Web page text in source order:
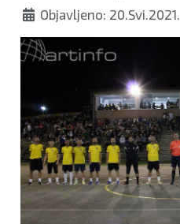
Objavljeno: 20.Svi.2021.